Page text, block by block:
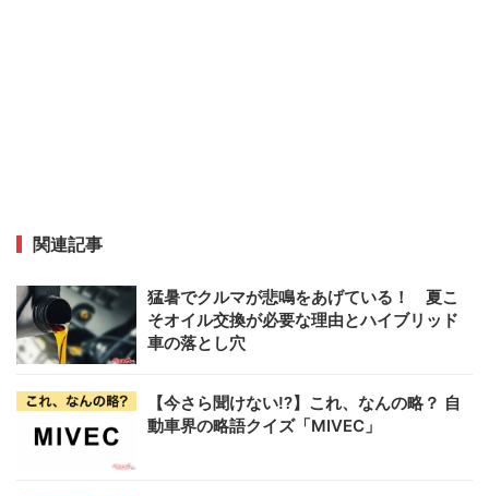
関連記事
猛暑でクルマが悲鳴をあげている！ 夏こ
そオイル交換が必要な理由とハイブリッド
車の落とし穴
【今さら聞けない!?】これ、なんの略？ 自
動車界の略語クイズ「MIVEC」